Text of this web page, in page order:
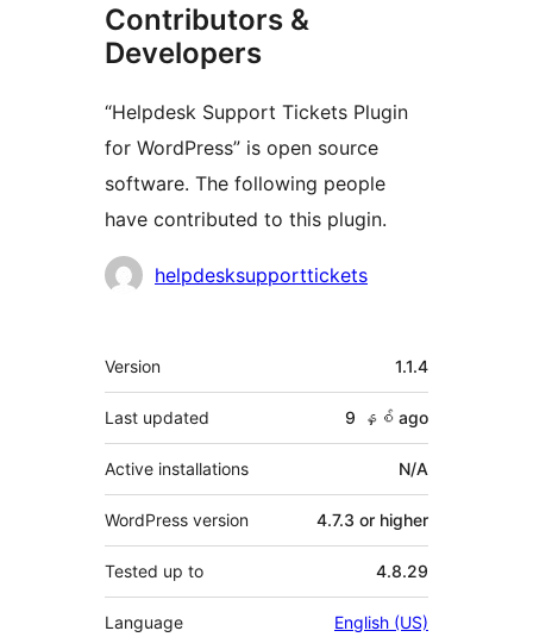
Contributors &
Developers
“Helpdesk Support Tickets Plugin
for WordPress” is open source
software. The following people
have contributed to this plugin.
Contributors
helpdesksupporttickets
Meta
Version 1.1.4
Last updated 9 နှစ် ago
Active installations N/A
WordPress version 4.7.3 or higher
Tested up to 4.8.29
Language English (US)